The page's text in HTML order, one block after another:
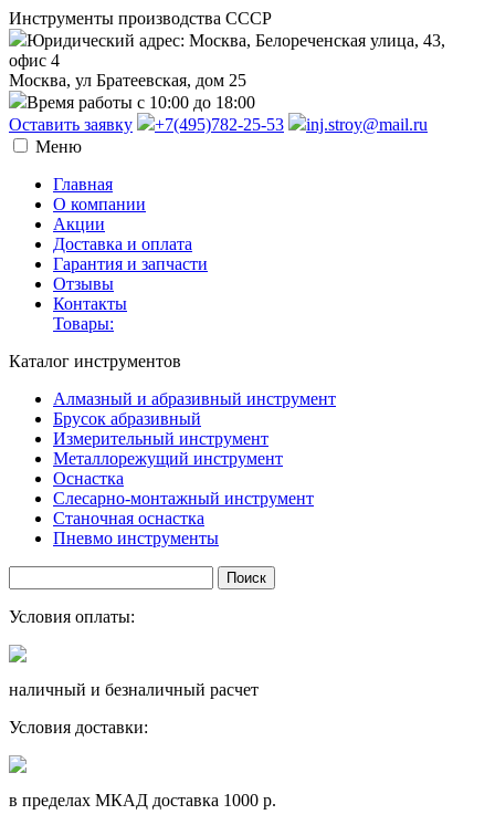
Инструменты производства СССР
Юридический адрес: Москва, Белореченская улица, 43,
офис 4
Москва, ул Братеевская, дом 25
Время работы с 10:00 до 18:00
Оставить заявку
+7(495)782-25-53
inj.stroy@mail.ru
Меню
Главная
О компании
Акции
Доставка и оплата
Гарантия и запчасти
Отзывы
Контакты
Товары:
Каталог инструментов
Алмазный и абразивный инструмент
Брусок абразивный
Измерительный инструмент
Металлорежущий инструмент
Оснастка
Слесарно-монтажный инструмент
Станочная оснастка
Пневмо инструменты
Условия оплаты:
наличный и безналичный расчет
Условия доставки:
в пределах МКАД доставка 1000 р.